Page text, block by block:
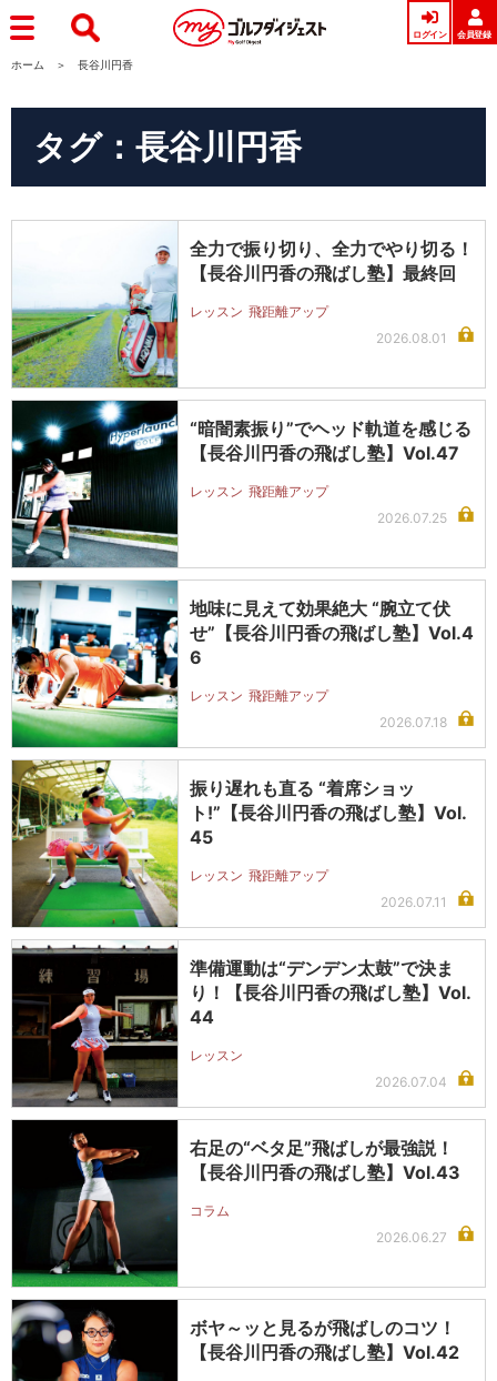
ログイン 会員登録
ホーム 長谷川円香
タグ：長谷川円香
全力で振り切り、全力でやり切る！
【長谷川円香の飛ばし塾】最終回
レッスン 飛距離アップ
2026.08.01
“暗闇素振り”でヘッド軌道を感じる
【長谷川円香の飛ばし塾】Vol.47
レッスン 飛距離アップ
2026.07.25
地味に見えて効果絶大 “腕立て伏
せ”【長谷川円香の飛ばし塾】Vol.4
6
レッスン 飛距離アップ
2026.07.18
振り遅れも直る “着席ショッ
ト!”【長谷川円香の飛ばし塾】Vol.
45
レッスン 飛距離アップ
2026.07.11
準備運動は“デンデン太鼓”で決ま
り！【長谷川円香の飛ばし塾】Vol.
44
レッスン
2026.07.04
右足の“ベタ足”飛ばしが最強説！
【長谷川円香の飛ばし塾】Vol.43
コラム
2026.06.27
ボヤ～ッと見るが飛ばしのコツ！
【長谷川円香の飛ばし塾】Vol.42